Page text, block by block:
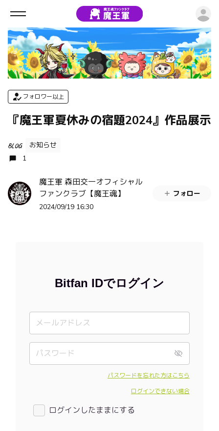
フォロワー以上
『魔王軍夏休みの宿題2024』作品展示
BLOG
お知らせ
1
魔王軍 森田交一オフィシャル
ファンクラブ【魔王魂】
2024/09/19 16:30
フォロー
Bitfan IDでログイン
パスワードを忘れた方はこちら
ログインできない場合
ログインしたままにする